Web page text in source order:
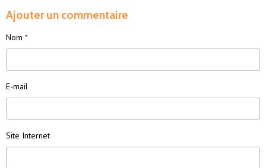
Ajouter un commentaire
Nom
E-mail
Site Internet